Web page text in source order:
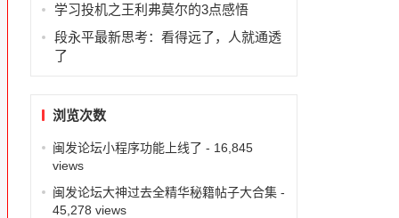
学习投机之王利弗莫尔的3点感悟
段永平最新思考：看得远了，人就通透
了
浏览次数
闽发论坛小程序功能上线了 - 16,845
views
闽发论坛大神过去全精华秘籍帖子大合集-
45,278 views